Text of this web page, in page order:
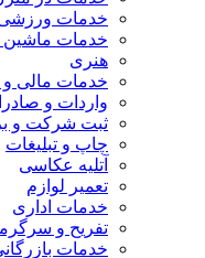
خدمات
خدمات ماشین
هنری
خدمات مالی و
واردات و
ثبت شرکت و
چاپ و تبلیغات
آتلیه عکاسی
تعمیر لوازم
خدمات اداری
تفریح و
خدمات